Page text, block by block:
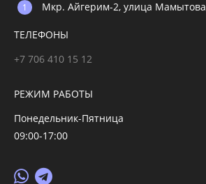
Мкр. Айгерим-2, улица
ТЕЛЕФОНЫ
+7 706 410 15 12
РЕЖИМ РАБОТЫ
Понедельник-Пятница
09:00-17:00